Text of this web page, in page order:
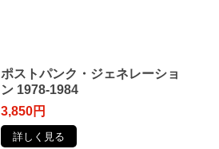
ポストパンク・ジェネレーショ
ン 1978-1984
3,850円
詳しく見る